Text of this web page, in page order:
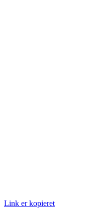
Link er kopieret